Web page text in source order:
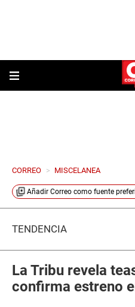
CORREO > MISCELANEA
Añadir Correo como fuente
TENDENCIA
La Tribu revela
confirma estreno